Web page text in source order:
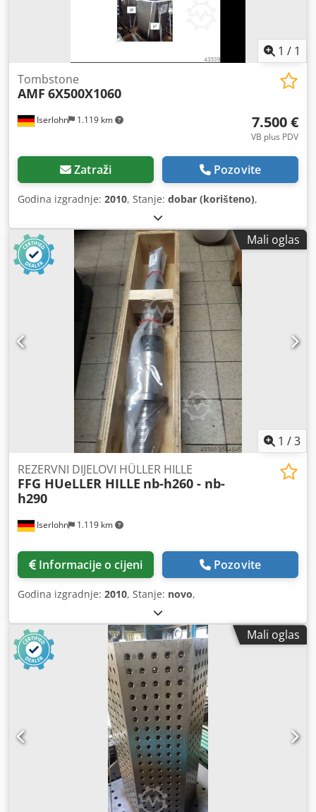
1 / 1
Iserlohn 1.119 km
Tombstone
AMF 6X500X1060
7.500 €
VB plus PDV
Zatraži Pozovite
Godina izgradnje: 2010, Stanje: dobar (korišteno),
Mali oglas
1 /3
Iserlohn 1.119 km
REZERVNI DIJELOVI HÜLLER HILLE
FFG HUeLLER HILLE nb-h260 - nb-
h290
Informacije o cijeni Pozovite
Godina izgradnje: 2010, Stanje: novo,
Mali oglas